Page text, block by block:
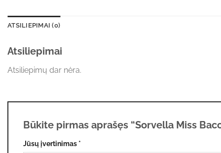
ATSILIEPIMAI (0)
Atsiliepimai
Atsiliepimų dar nėra.
Būkite pirmas aprašęs “Sorvella Miss
Jūsų įvertinimas *